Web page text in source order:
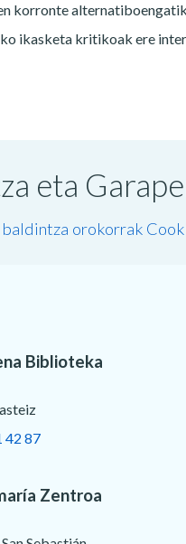
korronte
ikasketa kritikoak ere
eta
orokorrak
Biblioteka
42 87
Zentroa